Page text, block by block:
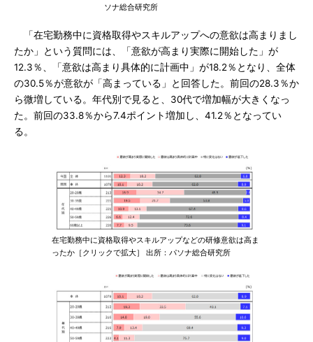
ソナ総合研究所
「在宅勤務中に資格取得やスキルアップへの意欲は高まりまし
たか」という質問には、「意欲が高まり実際に開始した」が
12.3％、「意欲は高まり具体的に計画中」が18.2％となり、全体
の30.5％が意欲が「高まっている」と回答した。前回の28.3％か
ら微増している。年代別で見ると、30代で増加幅が大きくなっ
た。前回の33.8％から7.4ポイント増加し、41.2％となってい
る。
在宅勤務中に資格取得やスキルアップなどの研修意欲は高ま
ったか［クリックで拡大］ 出所：パソナ総合研究所